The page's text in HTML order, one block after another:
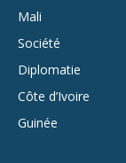
Mali
Société
Diplomatie
Côte d’Ivoire
Guinée